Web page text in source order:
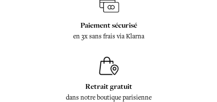
Paiement sécurisé
en 3x sans frais via Klarna
Retrait gratuit
dans notre boutique parisienne